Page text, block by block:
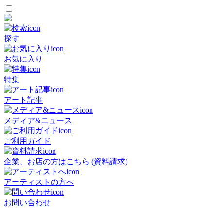
探す
お気に入り
特集
アート記事
メディア&ニュース
ご利用ガイド
企業、お店の方はこちら (資料請求)
アーティストの方へ
お問い合わせ